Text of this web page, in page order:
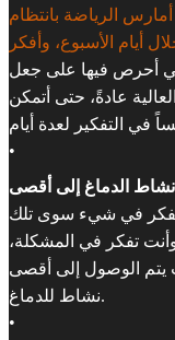
أمارس الرياضة بانتظام
أيام الأسبوع، وأفكر
أحرص فيها على جعل
عادةً، حتى أتمكن
•
لمدة 7 أيام - زيادة نشاط الدماغ إلى أقصى
تفكر في شيء سوى تلك
تفكر في المشكلة،
الوصول إلى أقصى
نشاط للدماغ.
•